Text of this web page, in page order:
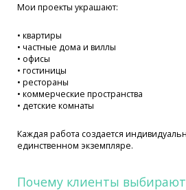
Мои проекты украшают:
• квартиры
• частные дома и виллы
• офисы
• гостиницы
• рестораны
• коммерческие пространства
• детские комнаты
Каждая работа создается
единственном экземпляре.
Почему клиенты